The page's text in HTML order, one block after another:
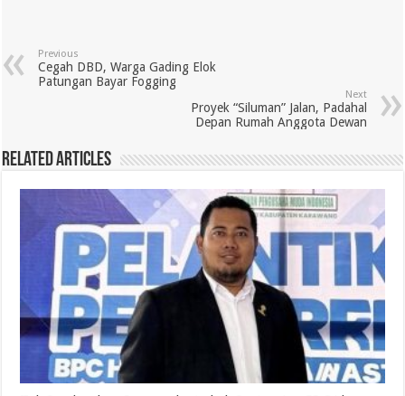
Previous
Cegah DBD, Warga Gading Elok
Patungan Bayar Fogging
Next
Proyek “Siluman” Jalan, Padahal
Depan Rumah Anggota Dewan
Related Articles